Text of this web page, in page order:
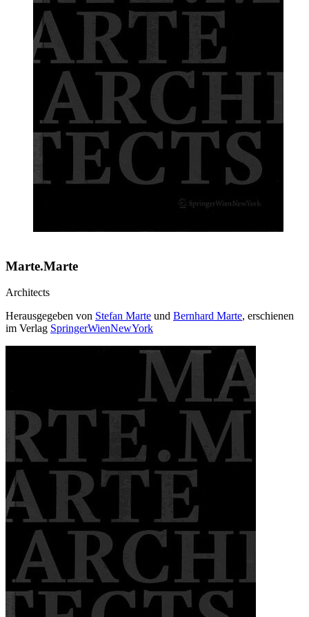
Marte.Marte
Architects
Herausgegeben von Stefan Marte und Bernhard Marte, erschienen
im Verlag SpringerWienNewYork